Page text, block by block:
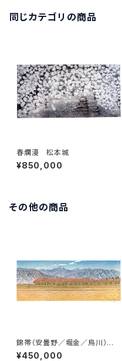
同じカテゴリの商品
春爛漫 松本城
¥850,000
その他の商品
錦帯（安曇野／堀金／烏川）常
念岳
¥450,000